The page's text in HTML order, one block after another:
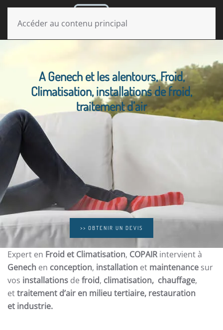
Accéder au contenu principal
A Genech et les alentours, Froid,
Climatisation, installations de froid,
traitement d’air
>> OBTENIR UN DEVIS
Expert en Froid et Climatisation, COPAIRintervient à
Genech en conception, installation et maintenance sur
vos installations de froid, climatisation, chauffage,
ettraitement d’air en milieu tertiaire, restauration
et industrie.